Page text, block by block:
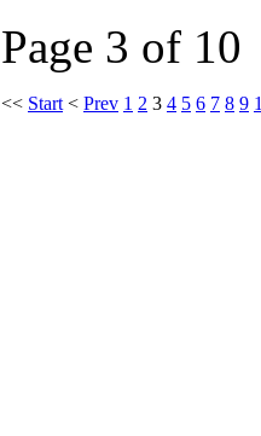
Page 3 of 10
<< Start < Prev 1 2 3 4 5 6 7 8 9